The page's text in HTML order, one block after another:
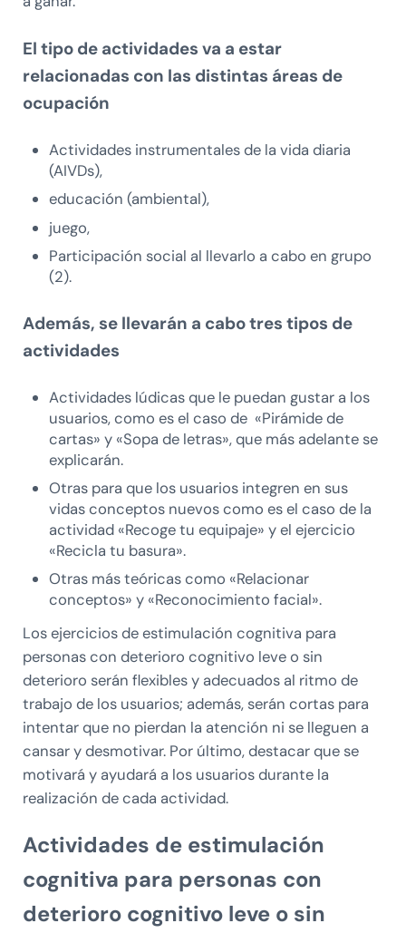
El tipo de actividades va a estar
relacionadas con las distintas áreas de
ocupación
Actividades instrumentales de la vida diaria
(AIVDs),
educación (ambiental),
juego,
Participación social al llevarlo a cabo en grupo
(2).
Además, se llevarán a cabo tres tipos de
actividades
Actividades lúdicas que le puedan gustar a los
usuarios, como es el caso de «Pirámide de
cartas» y «Sopa de letras», que más adelante se
explicarán.
Otras para que los usuarios integren en sus
vidas conceptos nuevos como es el caso de la
actividad «Recoge tu equipaje» y el ejercicio
«Recicla tu basura».
Otras más teóricas como «Relacionar
conceptos» y «Reconocimiento facial».
Los ejercicios de estimulación cognitiva para
personas con deterioro cognitivo leve o sin
deterioro serán flexibles y adecuados al ritmo de
trabajo de los usuarios; además, serán cortas para
intentar que no pierdan la atención ni se lleguen a
cansar y desmotivar. Por último, destacar que se
motivará y ayudará a los usuarios durante la
realización de cada actividad.
Actividades de estimulación
cognitiva para personas con
deterioro cognitivo leve o sin